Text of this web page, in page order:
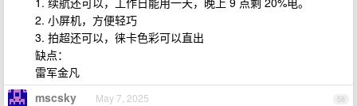
2. 小屏机，方便轻巧
3. 拍超还可以，徕卡色彩可以直出
缺点：
雷军金凡
58
mscsky May 7, 2025